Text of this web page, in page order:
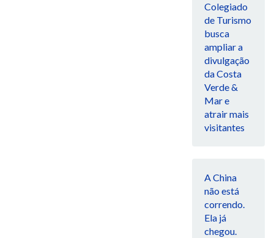
Colegiado
de Turismo
busca
ampliar a
divulgação
da Costa
Verde &
Mar e
atrair mais
visitantes
A China
não está
correndo.
Ela já
chegou.